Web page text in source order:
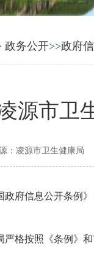
政务公开>>政府
源市卫
：凌源市卫生健康局
府信息公开条例
严格按照《条例》